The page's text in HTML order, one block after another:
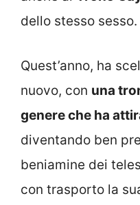
dello stesso sesso.
Quest’anno, ha
nuovo, con una
genere che ha
diventando ben
beniamine dei
con trasporto la